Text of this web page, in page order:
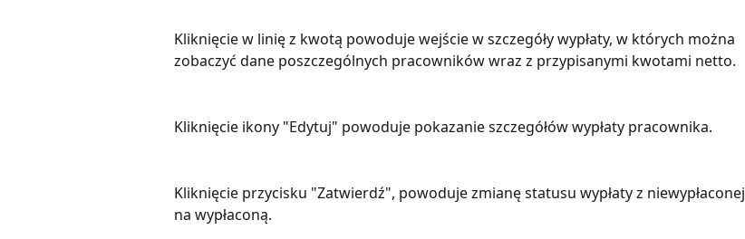
Kliknięcie w linię z kwotą powoduje wejście w szczegóły wypłaty, w których można
zobaczyć dane poszczególnych pracowników wraz z przypisanymi kwotami netto.
Kliknięcie ikony "Edytuj" powoduje pokazanie szczegółów wypłaty pracownika.
Kliknięcie przycisku "Zatwierdź", powoduje zmianę statusu wypłaty z niewypłaconej
na wypłaconą.